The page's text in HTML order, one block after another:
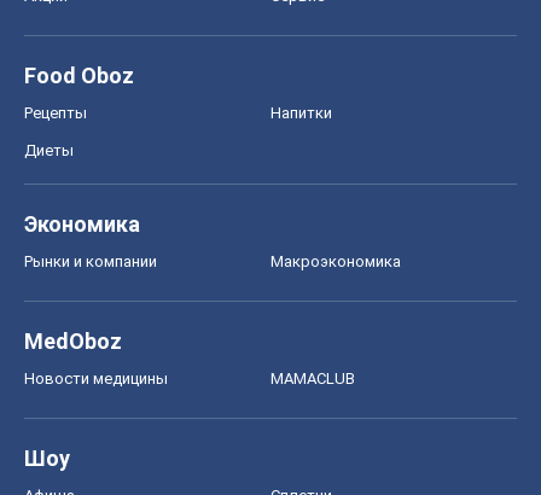
Food Oboz
Рецепты Напитки
Диеты
Экономика
Рынки и компании Mакроэкономика
MedOboz
Новости медицины MAMACLUB
Шоу